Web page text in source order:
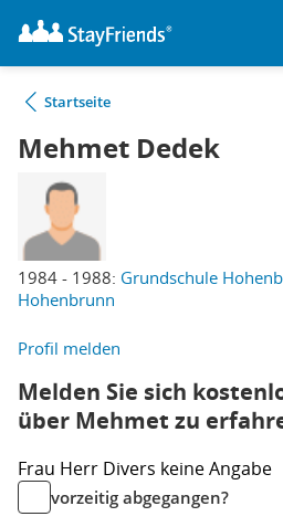
Startseite
Mehmet Dedek
1984 - 1988: Grundschule
Hohenbrunn
Profil melden
Melden Sie sich
über Mehmet zu
Frau Herr Divers keine Angabe
vorzeitig abgegangen?